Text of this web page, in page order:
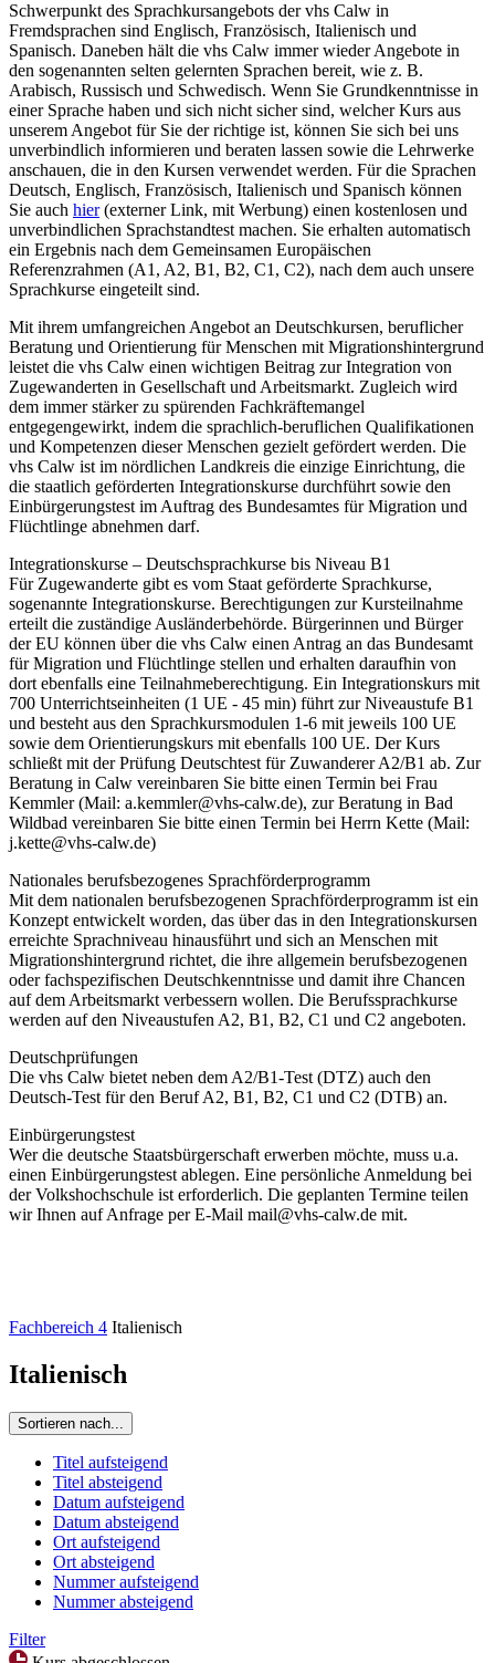
Schwerpunkt des Sprachkursangebots der vhs Calw in
Fremdsprachen sind Englisch, Französisch, Italienisch und
Spanisch. Daneben hält die vhs Calw immer wieder Angebote in
den sogenannten selten gelernten Sprachen bereit, wie z. B.
Arabisch, Russisch und Schwedisch. Wenn Sie Grundkenntnisse in
einer Sprache haben und sich nicht sicher sind, welcher Kurs aus
unserem Angebot für Sie der richtige ist, können Sie sich bei uns
unverbindlich infor­mieren und beraten lassen sowie die Lehrwerke
anschauen, die in den Kursen verwendet werden. Für die Sprachen
Deutsch, Englisch, Französisch, Italienisch und Spanisch können
Sie auch hier(externer Link, mit Werbung) einen kostenlosen und
unverbindlichen Sprachstandtest machen. Sie erhalten automatisch
ein Ergebnis nach dem Gemeinsamen Europäischen
Referenzrahmen (A1, A2, B1, B2, C1, C2), nach dem auch unsere
Sprachkurse eingeteilt sind.
Mit ihrem umfangreichen Angebot an Deutschkursen, beruflicher
Beratung und Orientierung für Menschen mit Migrationshintergrund
leistet die vhs Calw einen wichtigen Beitrag zur Integration von
Zugewanderten in Gesellschaft und Arbeitsmarkt. Zugleich wird
dem immer stärker zu spürenden Fachkräftemangel
entgegengewirkt, indem die sprachlich-beruflichen Qualifikationen
und Kompetenzen dieser Menschen gezielt gefördert werden. Die
vhs Calw ist im nördlichen Landkreis die einzige Einrichtung, die
die staatlich geförderten Integrationskurse durchführt sowie den
Einbürgerungstest im Auftrag des Bundesamtes für Migration und
Flüchtlinge abnehmen darf.
Integrationskurse – Deutschsprachkurse bis Niveau B1
Für Zugewanderte gibt es vom Staat geförderte Sprachkurse,
sogenannte Integrationskurse. Berechtigungen zur Kursteilnahme
erteilt die zuständige Ausländerbehörde. Bürgerinnen und Bürger
der EU können über die vhs Calw einen Antrag an das Bundesamt
für Migration und Flüchtlinge stellen und erhalten daraufhin von
dort ebenfalls eine Teilnahmeberechtigung. Ein Integrationskurs mit
700 Unterrichtseinheiten (1 UE - 45 min) führt zur Niveaustufe B1
und besteht aus den Sprachkursmodulen 1-6 mit jeweils 100 UE
sowie dem Orientierungskurs mit ebenfalls 100 UE. Der Kurs
schließt mit der Prüfung Deutschtest für Zuwanderer A2/B1 ab. Zur
Beratung in Calw vereinbaren Sie bitte einen Termin bei Frau
Kemmler (Mail: a.kemmler@vhs-calw.de), zur Beratung in Bad
Wildbad vereinbaren Sie bitte einen Termin bei Herrn Kette (Mail:
j.kette@vhs-calw.de)
Nationales berufsbezogenes Sprachförderprogramm
Mit dem nationalen berufsbezogenen Sprachförderprogramm ist ein
Konzept entwickelt worden, das über das in den Integrationskursen
erreichte Sprachniveau hinausführt und sich an Menschen mit
Migrationshintergrund richtet, die ihre allgemein berufsbezogenen
oder fachspezifischen Deutschkenntnisse und damit ihre Chancen
auf dem Arbeitsmarkt verbessern wollen. Die Berufssprachkurse
werden auf den Niveaustufen A2, B1, B2, C1 und C2 angeboten.
Deutschprüfungen
Die vhs Calw bietet neben dem A2/B1-Test (DTZ) auch den
Deutsch-Test für den Beruf A2, B1, B2, C1 und C2 (DTB) an.
Einbürgerungstest
Wer die deutsche Staatsbürgerschaft erwerben möchte, muss u.a.
einen Einbürgerungstest ablegen. Eine persönliche Anmeldung bei
der Volkshochschule ist erforderlich. Die geplanten Termine teilen
wir Ihnen auf Anfrage per E-Mail mail@vhs-calw.de mit.
Fachbereich 4 Italienisch
Italienisch
Sortieren nach...
Titel aufsteigend
Titel absteigend
Datum aufsteigend
Datum absteigend
Ort aufsteigend
Ort absteigend
Nummer aufsteigend
Nummer absteigend
Filter